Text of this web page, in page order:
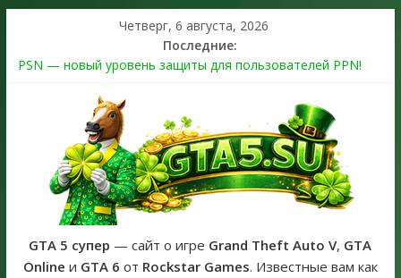
Четверг, 6 августа, 2026
Последние:
PSN — новый уровень защиты для пользователей PPN!
The Kortz Center Heist выйдет в GTA Online уже 14 июля
Регистрация в Rockstar Games Social Club ошибка #1.500.7:
как зарегистрировать аккаунт и войти без проблем в 2026
Получайте особые награды в GTA Online по программе
Fine Art Collector
GTA 6 официальная обложка игры и Предзаказ Grand Theft
Auto VI
GTA 5 супер — сайт о игре Grand Theft Auto V, GTA
Online и GTA 6 от Rockstar Games. Известные вам как